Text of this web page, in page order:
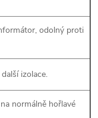
odolný proti
izolace.
normálně hořlavé